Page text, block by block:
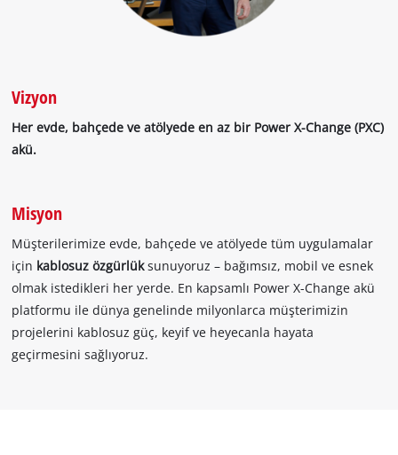
Vizyon
Her evde, bahçede ve atölyede en az bir Power X-Change (PXC)
akü.
Misyon
Müşterilerimize evde, bahçede ve atölyede tüm uygulamalar
için kablosuz özgürlüksunuyoruz – bağımsız, mobil ve esnek
olmak istedikleri her yerde. En kapsamlı Power X-Change akü
platformu ile dünya genelinde milyonlarca müşterimizin
projelerini kablosuz güç, keyif ve heyecanla hayata
geçirmesini sağlıyoruz.